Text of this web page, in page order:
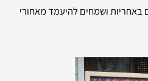
באחריות ושמחים להיעמד מאחורי